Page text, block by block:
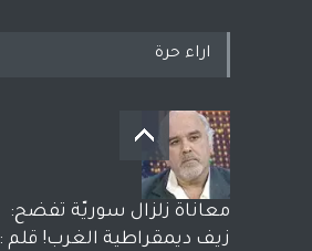
اراء حرة
معاناة زلزال سوريّة تفضح:
زيف ديمقراطية الغرب! قلم :